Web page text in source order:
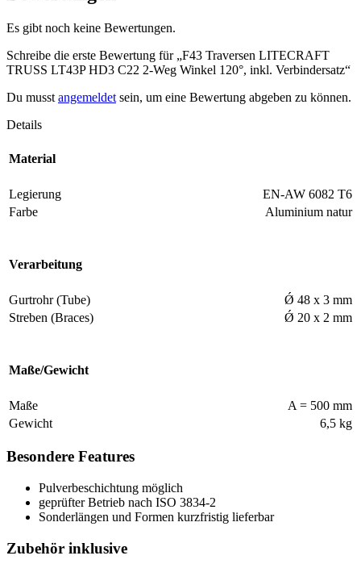
Es gibt noch keine Bewertungen.
Schreibe die erste Bewertung für „F43 Traversen LITECRAFT
TRUSS LT43P HD3 C22 2-Weg Winkel 120°, inkl. Verbindersatz“
Du musst angemeldet sein, um eine Bewertung abgeben zu können.
Details
Material
Legierung
EN-AW 6082 T6
Farbe
Aluminium natur
Verarbeitung
Gurtrohr (Tube)
Ǿ 48 x 3 mm
Streben (Braces)
Ǿ 20 x 2 mm
Maße/Gewicht
Maße
A = 500 mm
Gewicht
6,5 kg
Besondere Features
Pulverbeschichtung möglich
geprüfter Betrieb nach ISO 3834-2
Sonderlängen und Formen kurzfristig lieferbar
Zubehör inklusive